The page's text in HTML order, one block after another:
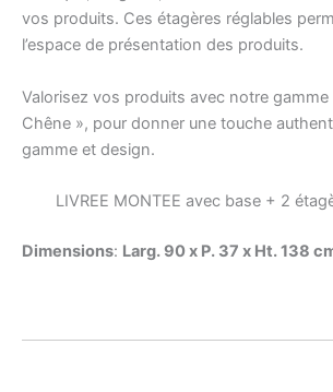
vos produits. Ces étagères réglables
l’espace de présentation des produits.
Valorisez vos produits avec notre gamme
Chêne », pour donner une touche
gamme et design.
LIVREE MONTEE avec base + 2
Dimensions: Larg. 90 x P. 37 x Ht. 138